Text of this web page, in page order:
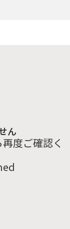
ん
度ご確認く